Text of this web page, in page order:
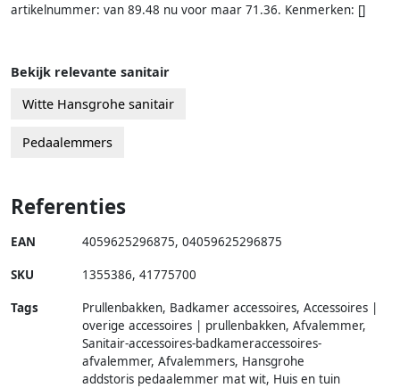
artikelnummer: van 89.48 nu voor maar 71.36. Kenmerken: []
Bekijk relevante sanitair
Witte Hansgrohe sanitair
Pedaalemmers
Referenties
EAN 4059625296875, 04059625296875
SKU 1355386, 41775700
Tags
Prullenbakken, Badkamer accessoires, Accessoires |
overige accessoires | prullenbakken, Afvalemmer,
Sanitair-accessoires-badkameraccessoires-
afvalemmer, Afvalemmers, Hansgrohe
addstoris pedaalemmer mat wit, Huis en tuin